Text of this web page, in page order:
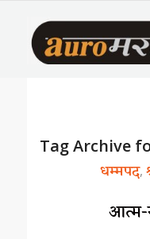
Tag Archive
धम्मपद,
आत्म-